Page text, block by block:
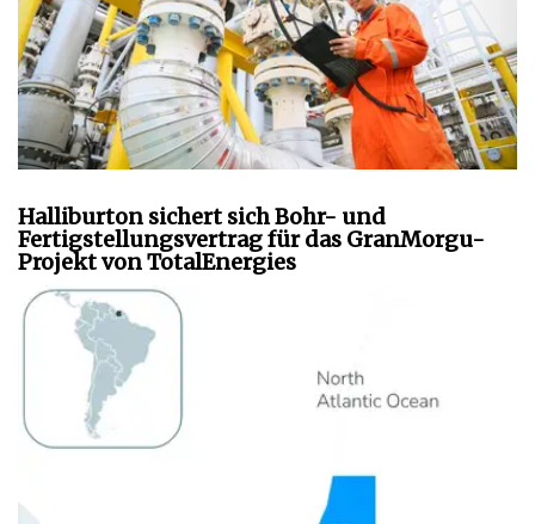
Halliburton sichert sich Bohr- und
Fertigstellungsvertrag für das GranMorgu-
Projekt von TotalEnergies